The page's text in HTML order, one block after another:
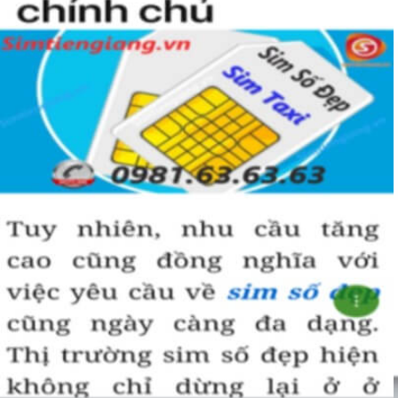
Chọn mua sim số đẹp thường mất nhiều thời gian ở khoản lựa số,
một số phải vừa đẹp, vừa tốt về phong thủy thì mới là sim hoàn
hảo. Vậy phải làm sao?
- Cách nhanh nhất để chọn mua được sim lục quý 9 là bạn vào
trang chủ của Sim Tiền Giang, chọn mục “Sim giảm giá “ ở ngay
đầu trang chủ. Đây là danh sách sim được đại lý giảm giá vì một số
lý do nên bạn có thể chọn mua được số đẹp lại có giá cực rẻ nữa.
Ngoài ra quý khách chưa ưng ý về sim luc quy 9 có cũng thể tham
khảo thêm Sim Vinaphone,Sim Gmobile, Sim Lục Quý,Sim Năm
Sinh..